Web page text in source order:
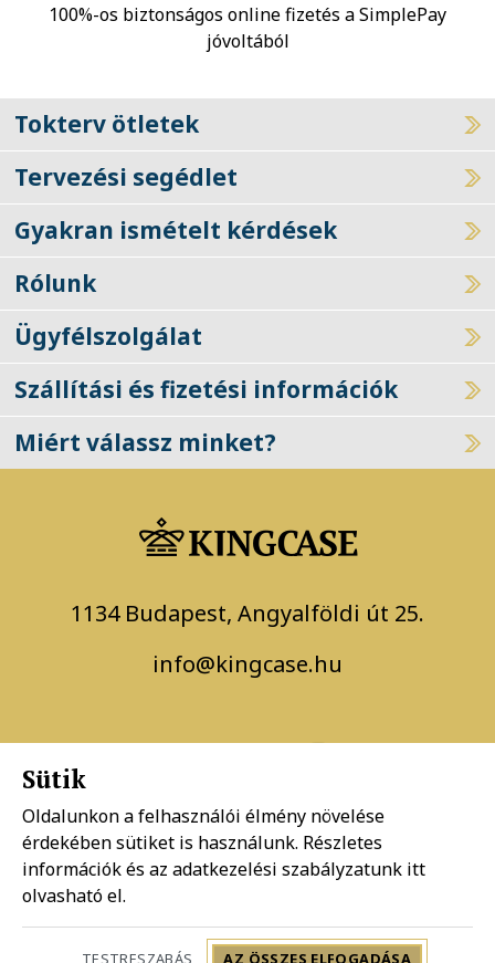
100%-os biztonságos online fizetés a SimplePay
jóvoltából
Tokterv ötletek
Tervezési segédlet
Gyakran ismételt kérdések
Rólunk
Ügyfélszolgálat
Szállítási és fizetési információk
Miért válassz minket?
1134 Budapest, Angyalföldi út 25.
info@kingcase.hu
Adatkezelési szabályzat
Sütik
Oldalunkon a felhasználói élmény növelése
érdekében sütiket is használunk. Részletes
információk és az adatkezelési szabályzatunk itt
olvasható el.
TESTRESZABÁS AZ ÖSSZES ELFOGADÁSA